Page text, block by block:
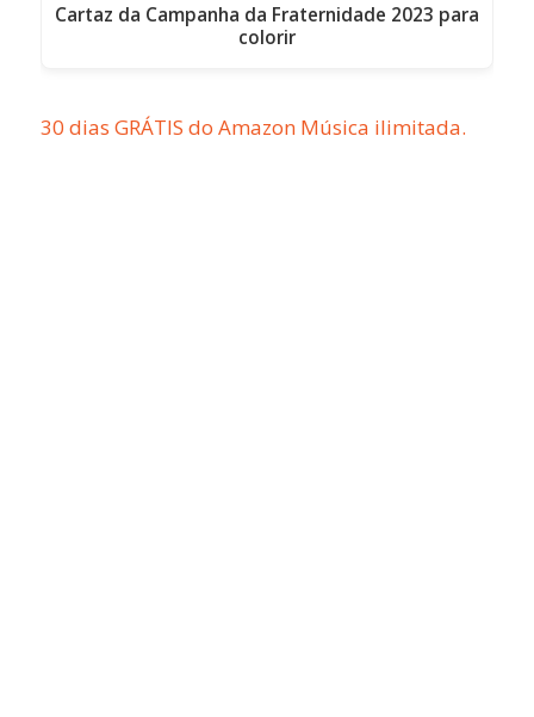
Cartaz da Campanha da Fraternidade 2023 para
colorir
30 dias GRÁTIS do Amazon Música ilimitada.